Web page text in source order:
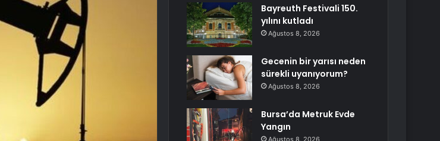
Bayreuth Festivali 150.
yılını kutladı
Ağustos 8, 2026
Gecenin bir yarısı neden
sürekli uyanıyorum?
Ağustos 8, 2026
Bursa’da Metruk Evde
Yangın
Ağustos 8, 2026